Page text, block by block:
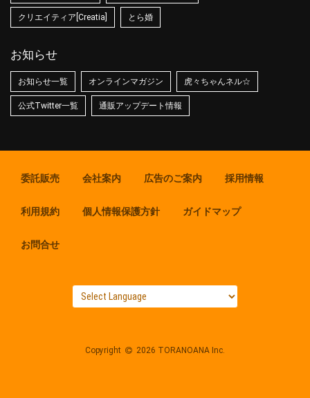
クリエイティア[Creatia] とら婚
お知らせ
お知らせ一覧 オンラインマガジン 虎々ちゃんネル☆
公式Twitter一覧 通販アップデート情報
委託販売 会社案内 広告のご案内 採用情報
利用規約 個人情報保護方針 ガイドマップ
お問合せ
Copyright 2026 TORANOANA Inc.